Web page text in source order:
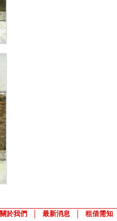
關於我們 最新消息 租借需知